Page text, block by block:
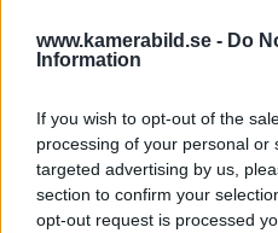
www.kamerabild.se - Do
Information
If you wish to opt-out of the
processing of your personal or
targeted advertising by us,
section to confirm your
opt-out request is processed
Hustegaholm, Lidingö,
vågorna blir jag sugen på